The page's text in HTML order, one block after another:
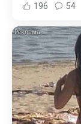
196 54